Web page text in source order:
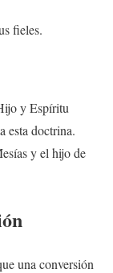
fieles.
y Espíritu
esta doctrina.
y el hijo de
una conversión